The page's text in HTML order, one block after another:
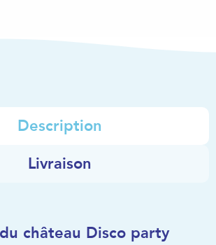
Description
Livraison
château Disco party